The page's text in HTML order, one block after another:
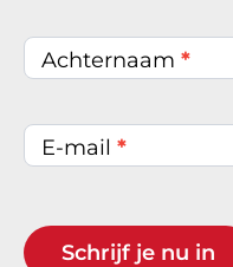
Achternaam *
E-mail *
Schrijf je nu in